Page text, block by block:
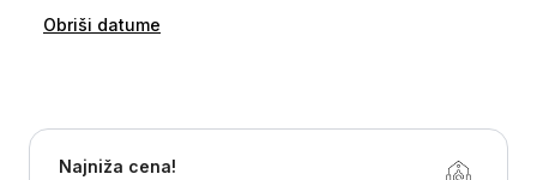
Obriši datume
Najniža cena!